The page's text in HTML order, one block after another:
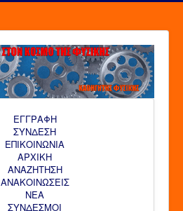
ΕΓΓΡΑΦΗ
ΣΥΝΔΕΣΗ
ΕΠΙΚΟΙΝΩΝΙΑ
ΑΡΧΙΚΗ
AΝΑΖΗΤΗΣΗ
ΑΝΑΚΟΙΝΩΣΕΙΣ
ΝΕΑ
ΣΥΝΔΕΣΜΟΙ